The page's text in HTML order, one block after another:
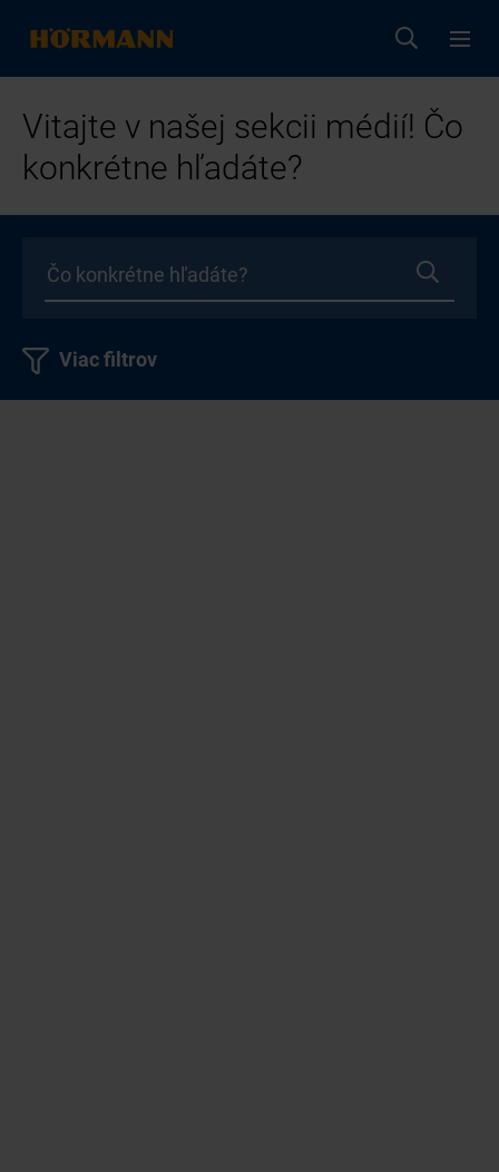
Vitajte v našej sekcii médií! Čo
konkrétne hľadáte?
Viac filtrov